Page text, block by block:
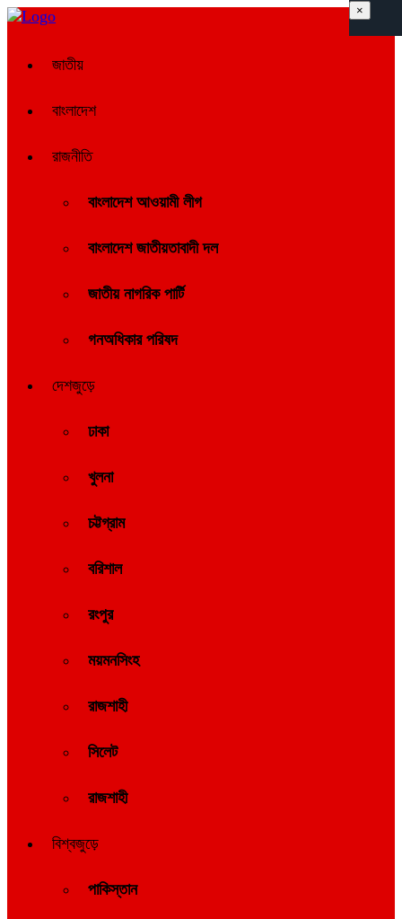
জাতীয়
বাংলাদেশ
রাজনীতি
বাংলাদেশ আওয়ামী লীগ
বাংলাদেশ জাতীয়তাবাদী দল
জাতীয় নাগরিক পার্টি
গনঅধিকার পরিষদ
দেশজুড়ে
ঢাকা
খুলনা
চট্টগ্রাম
বরিশাল
রংপুর
ময়মনসিংহ
রাজশাহী
সিলেট
রাজশাহী
বিশ্বজুড়ে
পাকিস্তান
×